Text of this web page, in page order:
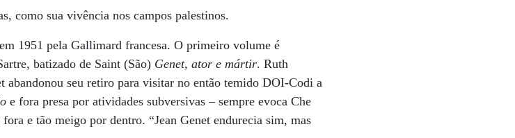
como sua vivência nos campos palestinos.
1951 pela Gallimard francesa. O primeiro volume é
batizado de Saint (São) Genet, ator e mártir. Ruth
abandonou seu retiro para visitar no então temido DOI-Codi a
e fora presa por atividades subversivas – sempre evoca Che
e tão meigo por dentro. “Jean Genet endurecia sim, mas